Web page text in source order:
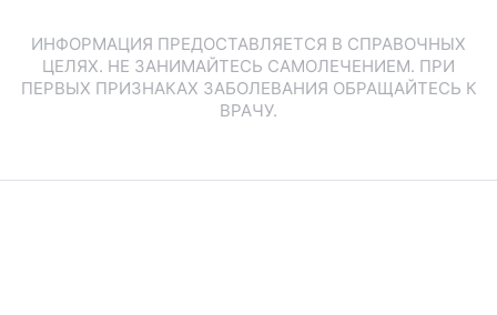
ИНФОРМАЦИЯ ПРЕДОСТАВЛЯЕТСЯ В СПРАВОЧНЫХ
ЦЕЛЯХ. НЕ ЗАНИМАЙТЕСЬ САМОЛЕЧЕНИЕМ. ПРИ
ПЕРВЫХ ПРИЗНАКАХ ЗАБОЛЕВАНИЯ ОБРАЩАЙТЕСЬ К
ВРАЧУ.